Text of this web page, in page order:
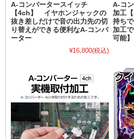
A-コンバータースイッチ
【4ch】 イヤホンジャックの
抜き差しだけで音の出力先の切
り替えができる便利なA-コンバ
ーター
¥16,800(税込)
A-コ
加工
持ち
加工
可能】